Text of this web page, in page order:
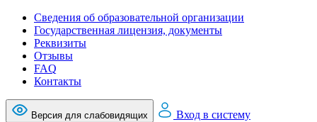
Сведения об образовательной организации
Государственная лицензия, документы
Реквизиты
Отзывы
FAQ
Контакты
Версия для слабовидящих
Вход в систему